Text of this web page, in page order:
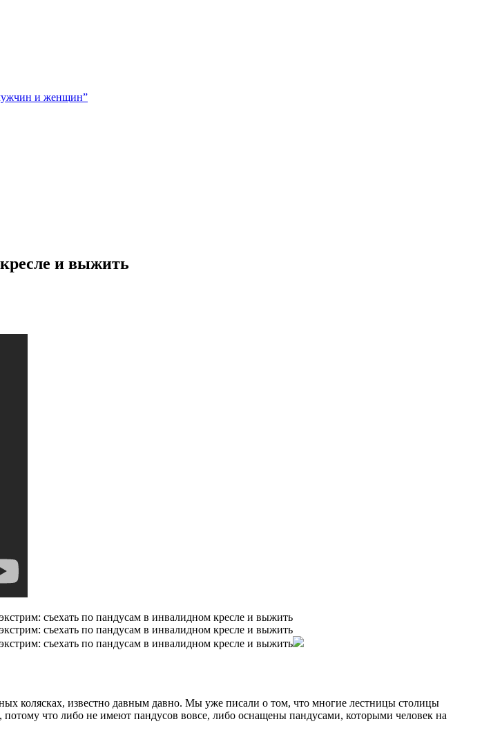
и женщин”
и выжить
колясках, известно давным давно. Мы уже писали о том, что многие лестницы столицы
что либо не имеют пандусов вовсе, либо оснащены пандусами, которыми человек на